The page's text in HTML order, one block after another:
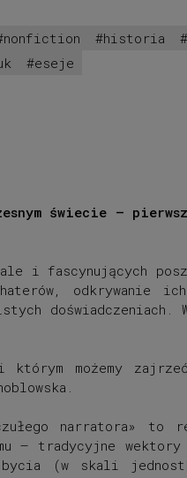
nonfiction historia
eseje
świecie –
i fascynujących
odkrywanie
doświadczeniach.
którym możemy
narratora»
– tradycyjne
(w skali